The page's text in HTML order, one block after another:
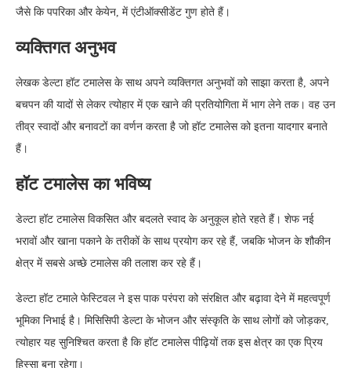
जैसे कि पपरिका और केयेन, में एंटीऑक्सीडेंट गुण होते हैं।
व्यक्तिगत अनुभव
लेखक डेल्टा हॉट टमालेस के साथ अपने व्यक्तिगत अनुभवों को साझा करता है, अपने
बचपन की यादों से लेकर त्योहार में एक खाने की प्रतियोगिता में भाग लेने तक। वह उन
तीव्र स्वादों और बनावटों का वर्णन करता है जो हॉट टमालेस को इतना यादगार बनाते
हैं।
हॉट टमालेस का भविष्य
डेल्टा हॉट टमालेस विकसित और बदलते स्वाद के अनुकूल होते रहते हैं। शेफ नई
भरावों और खाना पकाने के तरीकों के साथ प्रयोग कर रहे हैं, जबकि भोजन के शौकीन
क्षेत्र में सबसे अच्छे टमालेस की तलाश कर रहे हैं।
डेल्टा हॉट टमाले फेस्टिवल ने इस पाक परंपरा को संरक्षित और बढ़ावा देने में महत्वपूर्ण
भूमिका निभाई है। मिसिसिपी डेल्टा के भोजन और संस्कृति के साथ लोगों को जोड़कर,
त्योहार यह सुनिश्चित करता है कि हॉट टमालेस पीढ़ियों तक इस क्षेत्र का एक प्रिय
हिस्सा बना रहेगा।